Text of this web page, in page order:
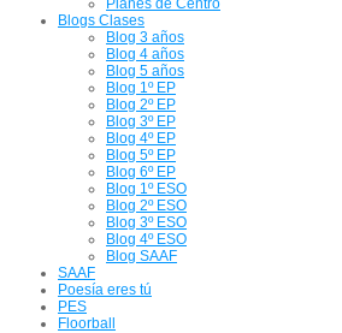
Planes de Centro
Blogs Clases
Blog 3 años
Blog 4 años
Blog 5 años
Blog 1º EP
Blog 2º EP
Blog 3º EP
Blog 4º EP
Blog 5º EP
Blog 6º EP
Blog 1º ESO
Blog 2º ESO
Blog 3º ESO
Blog 4º ESO
Blog SAAF
SAAF
Poesía eres tú
PES
Floorball